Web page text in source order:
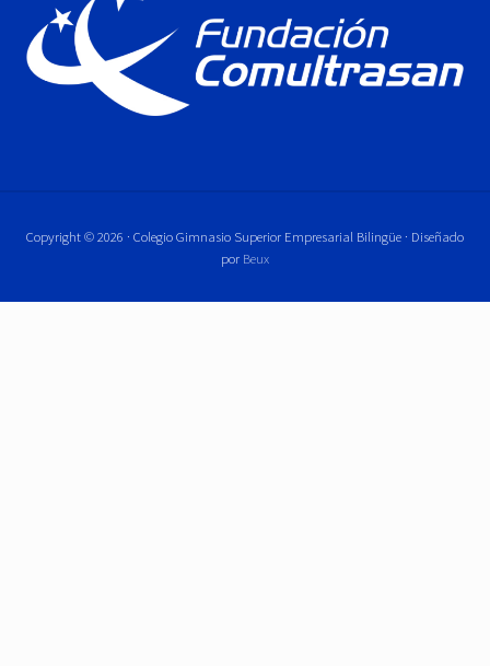
Copyright © 2026 · Colegio Gimnasio Superior Empresarial Bilingüe · Diseñado
por Beux